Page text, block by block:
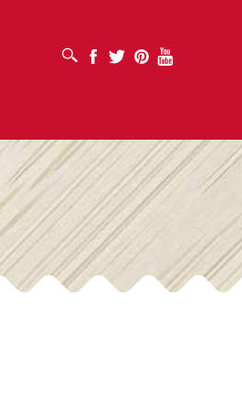
ABRIR CUADRO DE BÚSQUEDA
Facebook
Twitter PinterestYoutube